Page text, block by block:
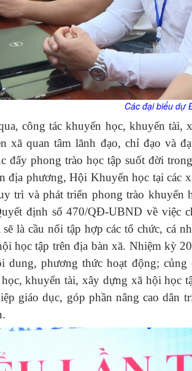
Các đại biểu dự
công tác khuyến học, khuyến
xã quan tâm lãnh đạo, chỉ đạo và
đẩy phong trào học tập suốt đời
địa phương, Hội Khuyến học tại các
trì và phát triển phong trào
định số 470/QĐ-UBND về việc
là cầu nối tập hợp các tổ chức, cá
học tập trên địa bàn xã. Nhiệm kỳ
dung, phương thức hoạt động;
khuyến tài, xây dựng xã hội học
giáo dục, góp phần nâng cao dân